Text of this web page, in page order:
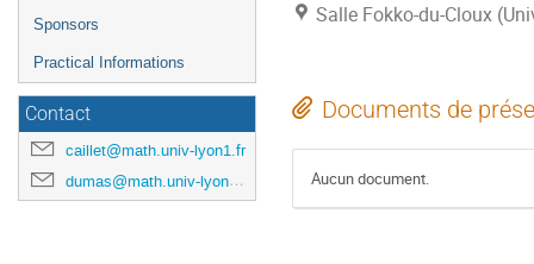
Sponsors
Practical Informations
Contact
caillet@math.univ-lyon1.fr
dumas@math.univ-lyon1.fr
Salle Fokko-du-Cloux
Documents de
Aucun document.